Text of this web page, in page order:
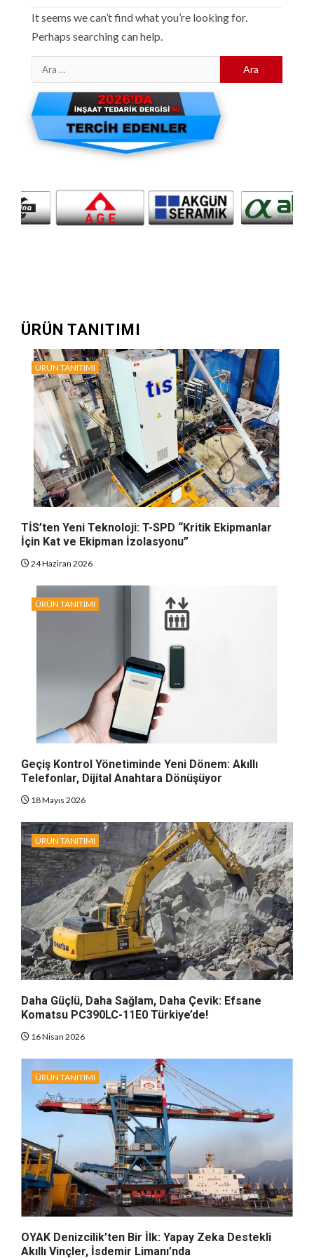
It seems we can’t find what you’re looking for.
Perhaps searching can help.
Arama:
ÜRÜN TANITIMI
ÜRÜN TANITIMI
TİS’ten Yeni Teknoloji: T-SPD “Kritik Ekipmanlar
İçin Kat ve Ekipman İzolasyonu”
24 Haziran 2026
ÜRÜN TANITIMI
Geçiş Kontrol Yönetiminde Yeni Dönem: Akıllı
Telefonlar, Dijital Anahtara Dönüşüyor
18 Mayıs 2026
ÜRÜN TANITIMI
Daha Güçlü, Daha Sağlam, Daha Çevik: Efsane
Komatsu PC390LC-11E0 Türkiye’de!
16 Nisan 2026
ÜRÜN TANITIMI
OYAK Denizcilik’ten Bir İlk: Yapay Zeka Destekli
Akıllı Vinçler, İsdemir Limanı’nda